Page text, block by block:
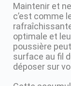
Maintenir et
c’est comme
optimale et
poussière
surface au fil
déposer sur